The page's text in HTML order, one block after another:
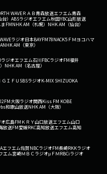
WAVEＲＡＢ青森放送エフエム青森
） ABSラジオエフエム秋田YBC山形放送
FMNHK AM（札幌） NHK AM（仙台）
ラジオ日本BAYFM78NACK5 ＦＭヨコハマ
NHK AM（東京）
ラジオエフエム石川FBCラジオFM福井
NHK AM（名古屋）
ＧＩＦＵ SBSラジオK-MIX SHIZUOKA
FM大阪ラジオ関西Kiss FM KOBE
和歌山放送NHK AM（大阪）
オ広島FM ＫＲＹ山口放送エフエム山口
放送FM愛媛RKC高知放送エフエム高知
エフエム佐賀NBCラジオFM長崎RKKラジオ
エム宮崎ＭＢＣラジオμＦＭRBCiラジオ